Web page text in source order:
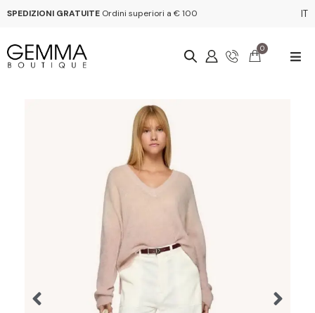
SPEDIZIONI GRATUITE Ordini superiori a € 100 IT
0